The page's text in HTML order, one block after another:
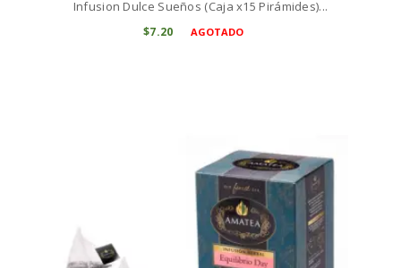
Infusion Dulce Sueños (Caja x15 Pirámides)...
$7 20 AGOTADO